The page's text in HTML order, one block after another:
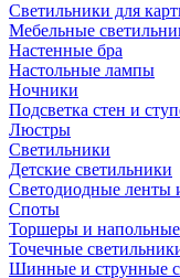
Светильники для
Мебельные
Настенные бра
Настольные лампы
Ночники
Подсветка стен и
Люстры
Светильники
Детские светильники
Светодиодные
Споты
Торшеры и напольные
Точечные
Шинные и струнные